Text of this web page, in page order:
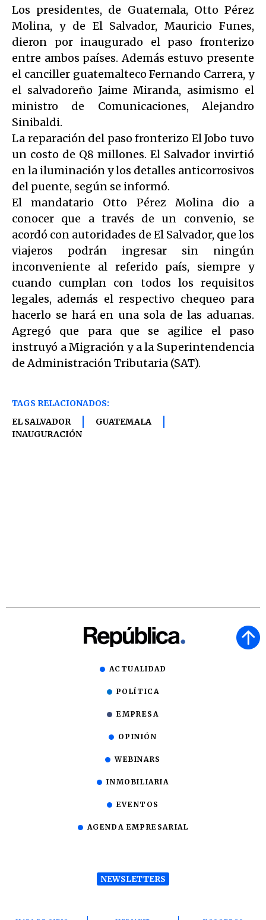
Los presidentes, de Guatemala, Otto Pérez
Molina, y de El Salvador, Mauricio Funes,
dieron por inaugurado el paso fronterizo
entre ambos países. Además estuvo presente
el canciller guatemalteco Fernando Carrera, y
el salvadoreño Jaime Miranda, asimismo el
ministro de Comunicaciones, Alejandro
Sinibaldi.
La reparación del paso fronterizo El Jobo tuvo
un costo de Q8 millones. El Salvador invirtió
en la iluminación y los detalles anticorrosivos
del puente, según se informó.
El mandatario Otto Pérez Molina dio a
conocer que a través de un convenio, se
acordó con autoridades de El Salvador, que los
viajeros podrán ingresar sin ningún
inconveniente al referido país, siempre y
cuando cumplan con todos los requisitos
legales, además el respectivo chequeo para
hacerlo se hará en una sola de las aduanas.
Agregó que para que se agilice el paso
instruyó a Migración y a la Superintendencia
de Administración Tributaria (SAT).
TAGS RELACIONADOS:
EL SALVADOR
GUATEMALA
INAUGURACIÓN
ACTUALIDAD
POLÍTICA
EMPRESA
OPINIÓN
WEBINARS
INMOBILIARIA
EVENTOS
AGENDA EMPRESARIAL
NEWSLETTERS